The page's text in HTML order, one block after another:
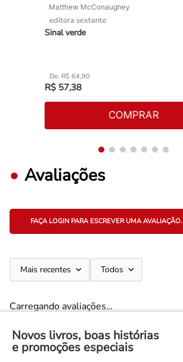
Matthew McConaughey
editora sextante
Sinal verde
R$ 64,90
R$ 57,38
COMPRAR
Avaliações
FAÇA LOGIN PARA ESCREVER UMA AVALIAÇÃO.
Mais recentes Todos
Carregando avaliações…
Novos livros, boas histórias
e promoções especiais